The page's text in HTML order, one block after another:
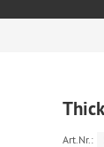
Art.Nr.: